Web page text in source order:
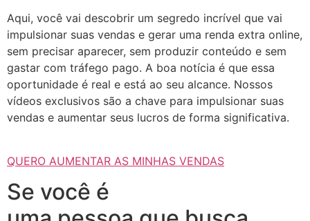
Aqui, você vai descobrir um segredo incrível que vai
impulsionar suas vendas e gerar uma renda extra online,
sem precisar aparecer, sem produzir conteúdo e sem
gastar com tráfego pago. A boa notícia é que essa
oportunidade é real e está ao seu alcance. Nossos
vídeos exclusivos são a chave para impulsionar suas
vendas e aumentar seus lucros de forma significativa.
QUERO AUMENTAR AS MINHAS VENDAS
Se você é